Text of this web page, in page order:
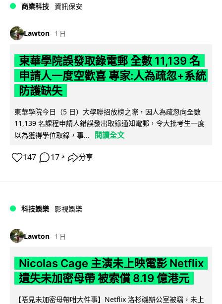
商業科技 資訊保安
Lawton 1 日
東華學院誤發取錄電郵 全數 11,139 名
申請人一度空歡喜 專家:人為疏忽+系統
防護缺失
東華學院今日（5 日）大學聯招放榜之際，因人為疏忽向全數
11,139 名課程申請人錯誤發出取錄通知電郵，令大批考生一度
以為獲得學位取錄，事...
閱讀全文
147 17 ↗ 分享
科技娛樂 影視娛樂
Lawton 1 日
Nicolas Cage 主演未上映電影 Netflix
遺失未加密母帶 被索償 8.19 億港元
【唔見未加密母帶咁大件事】Netflix 洛杉磯辦公室被竊，未上